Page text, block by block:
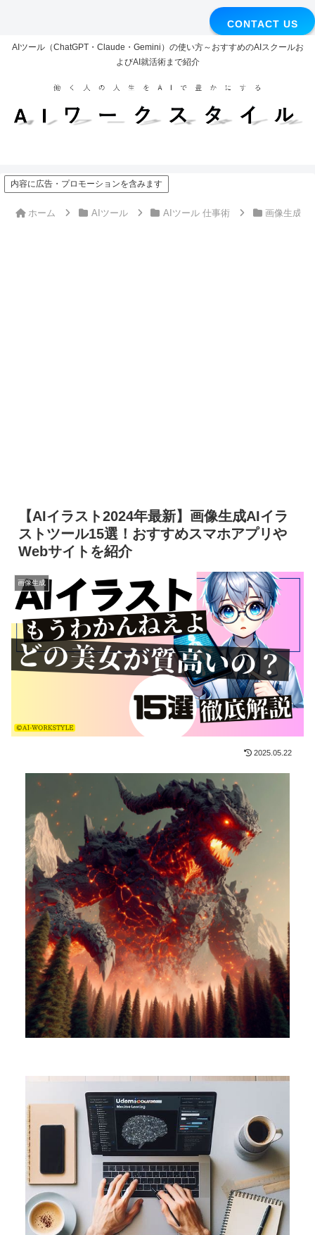
CONTACT US
AIツール（ChatGPT・Claude・Gemini）の使い方～おすすめのAIスクールお
よびAI就活術まで紹介
内容に広告・プロモーションを含みます
ホーム AIツール AIツール 仕事術 画像生成
【AIイラスト2024年最新】画像生成AIイラ
ストツール15選！おすすめスマホアプリや
Webサイトを紹介
画像生成
2025.05.22